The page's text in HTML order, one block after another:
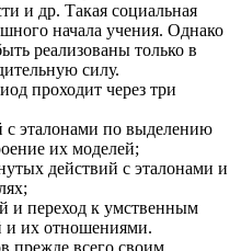
и др. Такая социальная
начала учения. Однако
реализованы только в
силу.
проходит через три
эталонами по выделению
их моделей;
действий с эталонами и
и переход к умственным
и их отношениями.
прежде всего своим